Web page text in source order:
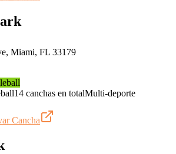
Miami, FL 33179
14 canchas en totalMulti-deporte
Cancha